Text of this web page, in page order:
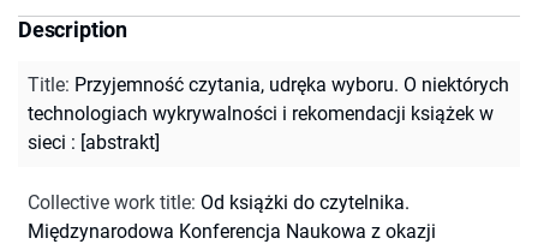
Description
Title: Przyjemność czytania, udręka wyboru. O niektórych
technologiach wykrywalności i rekomendacji książek w
sieci : [abstrakt]
Collective work title: Od książki do czytelnika.
Międzynarodowa Konferencja Naukowa z okazji